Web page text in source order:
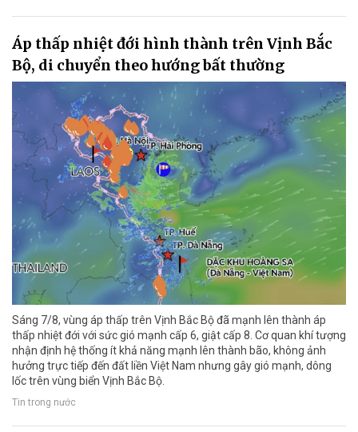
Áp thấp nhiệt đới hình thành trên Vịnh Bắc
Bộ, di chuyển theo hướng bất thường
Sáng 7/8, vùng áp thấp trên Vịnh Bắc Bộ đã mạnh lên thành áp
thấp nhiệt đới với sức gió mạnh cấp 6, giật cấp 8. Cơ quan khí tượng
nhận định hệ thống ít khả năng mạnh lên thành bão, không ảnh
hưởng trực tiếp đến đất liền Việt Nam nhưng gây gió mạnh, dông
lốc trên vùng biển Vịnh Bắc Bộ.
Tin trong nước